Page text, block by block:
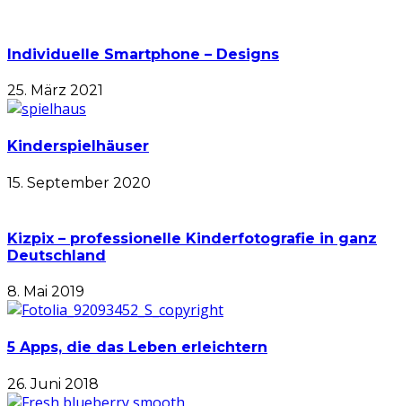
Individuelle Smartphone – Designs
25. März 2021
Kinderspielhäuser
15. September 2020
Kizpix – professionelle Kinderfotografie in ganz
Deutschland
8. Mai 2019
5 Apps, die das Leben erleichtern
26. Juni 2018